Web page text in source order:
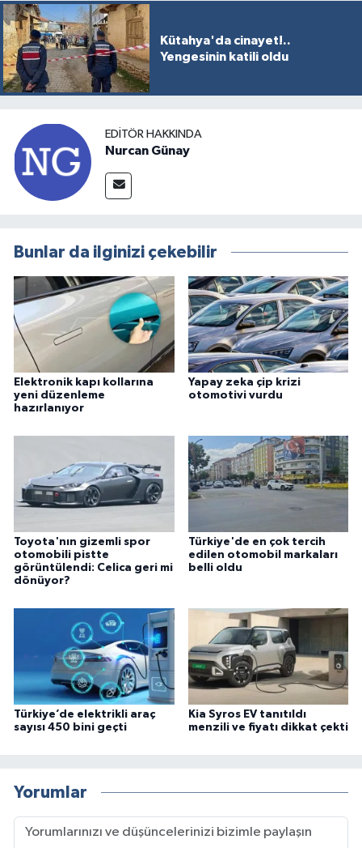
Kütahya'da cinayet!..
Yengesinin katili oldu
EDITÖR HAKKINDA
Nurcan Günay
Bunlar da ilginizi çekebilir
Elektronik kapı kollarına
yeni düzenleme
hazırlanıyor
Yapay zeka çip krizi
otomotivi vurdu
Toyota'nın gizemli spor
otomobili pistte
görüntülendi: Celica geri mi
dönüyor?
Türkiye'de en çok tercih
edilen otomobil markaları
belli oldu
Türkiye’de elektrikli araç
sayısı 450 bini geçti
Kia Syros EV tanıtıldı
menzili ve fiyatı dikkat çekti
Yorumlar